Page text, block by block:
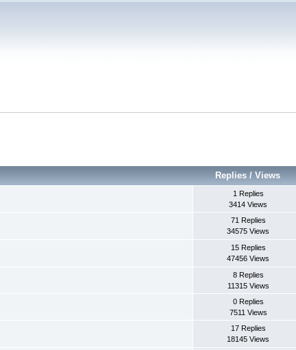
Replies /Views
1 Replies
3414 Views
71 Replies
34575 Views
15 Replies
47456 Views
8 Replies
11315 Views
0 Replies
7511 Views
17 Replies
18145 Views